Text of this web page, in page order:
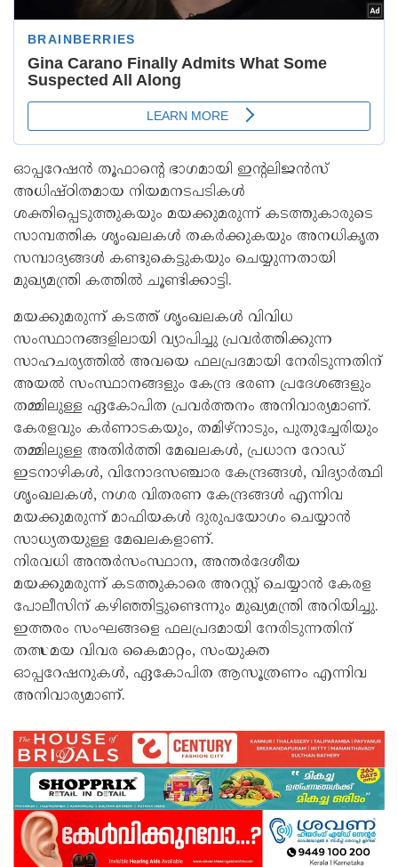
ഓപ്പറേഷൻ തൂഫാന്റെ ഭാഗമായി ഇന്റലിജൻസ്
അധിഷ്ഠിതമായ നിയമനടപടികൾ
ശക്തിപ്പെടുത്തുകയും മയക്കുമരുന്ന് കടത്തുകാരുടെ
സാമ്പത്തിക ശൃംഖലകൾ തകർക്കുകയും അനധികൃത
സമ്പാദ്യങ്ങൾ കണ്ടുകെട്ടുകയും ചെയ്യുന്നതായി
മുഖ്യമന്ത്രി കത്തിൽ ചൂണ്ടിക്കാട്ടി.
മയക്കുമരുന്ന് കടത്ത് ശൃംഖലകൾ വിവിധ
സംസ്ഥാനങ്ങളിലായി വ്യാപിച്ചു പ്രവർത്തിക്കുന്ന
സാഹചര്യത്തിൽ അവയെ ഫലപ്രദമായി നേരിടുന്നതിന്
അയൽ സംസ്ഥാനങ്ങളും കേന്ദ്ര ഭരണ പ്രദേശങ്ങളും
തമ്മിലുള്ള ഏകോപിത പ്രവർത്തനം അനിവാര്യമാണ്.
കേരളവും കർണാടകയും, തമിഴ്‌നാടും, പുതുച്ചേരിയും
തമ്മിലുള്ള അതിർത്തി മേഖലകൾ, പ്രധാന റോഡ്
ഇടനാഴികൾ, വിനോദസഞ്ചാര കേന്ദ്രങ്ങൾ, വിദ്യാർത്ഥി
ശൃംഖലകൾ, നഗര വിതരണ കേന്ദ്രങ്ങൾ എന്നിവ
മയക്കുമരുന്ന് മാഫിയകൾ ദുരുപയോഗം ചെയ്യാൻ
സാധ്യതയുള്ള മേഖലകളാണ്.
നിരവധി അന്തർസംസ്ഥാന, അന്തർദേശീയ
മയക്കുമരുന്ന് കടത്തുകാരെ അറസ്റ്റ് ചെയ്യാൻ കേരള
പോലീസിന് കഴിഞ്ഞിട്ടുണ്ടെന്നും മുഖ്യമന്ത്രി അറിയിച്ചു.
ഇത്തരം സംഘങ്ങളെ ഫലപ്രദമായി നേരിടുന്നതിന്
തത്സമയ വിവര കൈമാറ്റം, സംയുക്ത
ഓപ്പറേഷനുകൾ, ഏകോപിത ആസൂത്രണം എന്നിവ
അനിവാര്യമാണ്.